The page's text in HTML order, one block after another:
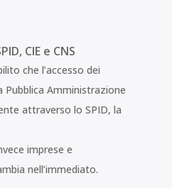
CIE e CNS
che l’accesso dei
Pubblica Amministrazione
attraverso lo SPID, la
imprese e
nell’immediato.